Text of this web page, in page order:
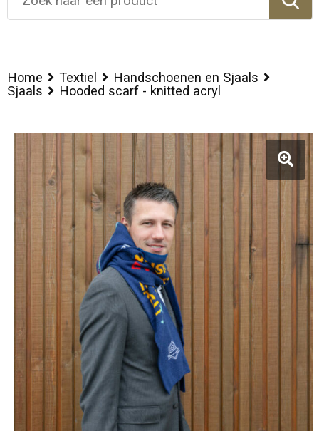
Home Textiel
Handschoenen en Sjaals
Sjaals
Hooded scarf - knitted acryl